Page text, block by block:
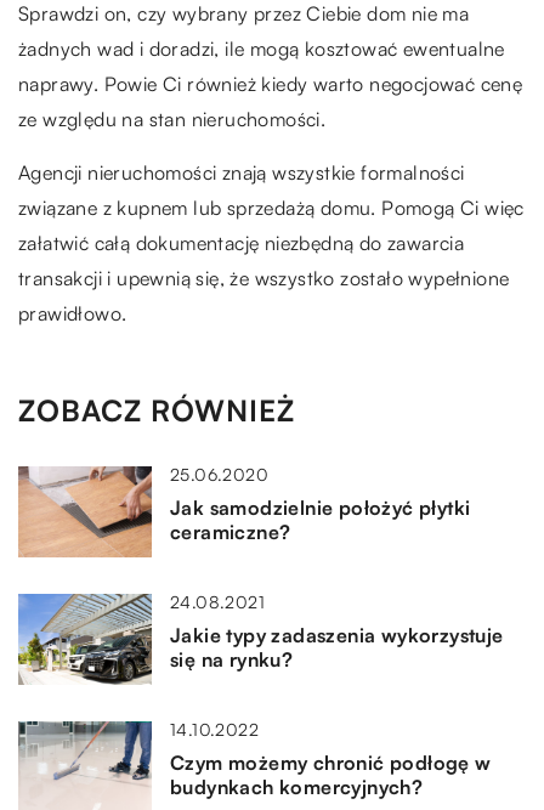
Sprawdzi on, czy wybrany przez Ciebie dom nie ma
żadnych wad i doradzi, ile mogą kosztować ewentualne
naprawy. Powie Ci również kiedy warto negocjować cenę
ze względu na stan nieruchomości.
Agencji nieruchomości znają wszystkie formalności
związane z kupnem lub sprzedażą domu. Pomogą Ci więc
załatwić całą dokumentację niezbędną do zawarcia
transakcji i upewnią się, że wszystko zostało wypełnione
prawidłowo.
ZOBACZ RÓWNIEŻ
25.06.2020
Jak samodzielnie położyć płytki
ceramiczne?
24.08.2021
Jakie typy zadaszenia wykorzystuje
się na rynku?
14.10.2022
Czym możemy chronić podłogę w
budynkach komercyjnych?